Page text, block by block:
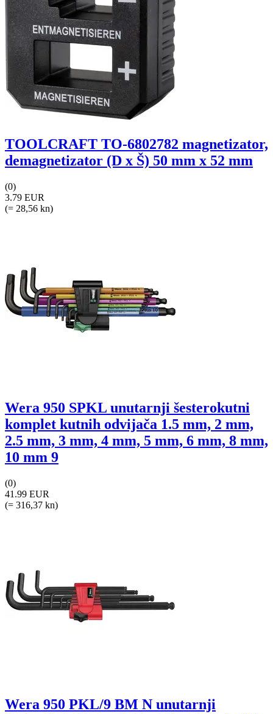
TOOLCRAFT TO-6802782 magnetizator,
demagnetizator (D x Š) 50 mm x 52 mm
(0)
3.79 EUR
(= 28,56 kn)
Wera 950 SPKL unutarnji šesterokutni
komplet kutnih odvijača 1.5 mm, 2 mm,
2.5 mm, 3 mm, 4 mm, 5 mm, 6 mm, 8 mm,
10 mm 9
(0)
41.99 EUR
(= 316,37 kn)
Wera 950 PKL/9 BM N unutarnji